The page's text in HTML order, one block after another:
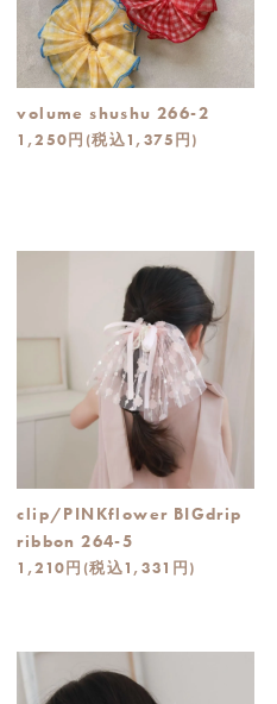
volume shushu 266-2
1,250円(税込1,375円)
clip/PINKflower BIGdrip
ribbon 264-5
1,210円(税込1,331円)